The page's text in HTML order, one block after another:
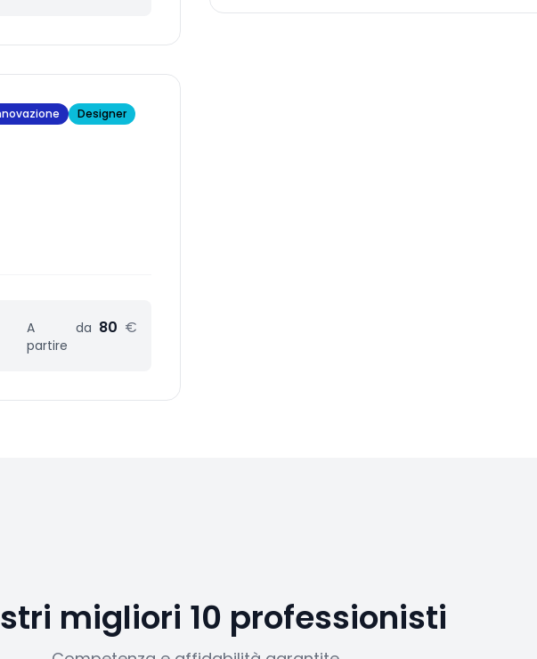
Designer
A
partire
da 80 €
migliori 10 professionisti